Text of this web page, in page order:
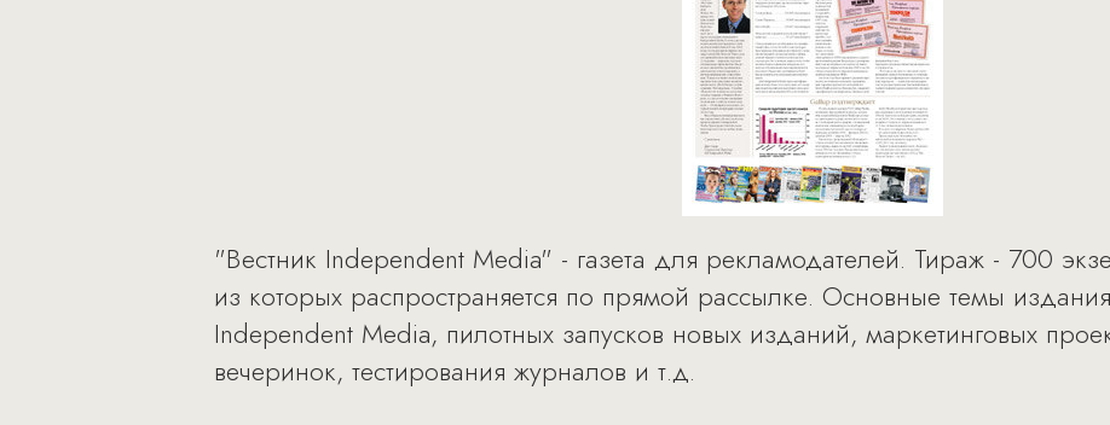
"Вестник Independent Media" - газета для рекламодателей. Тираж - 700
из которых распространяется по прямой рассылке. Основные темы
Independent Media, пилотных запусков новых изданий, маркетинговых
вечеринок, тестирования журналов и т.д.